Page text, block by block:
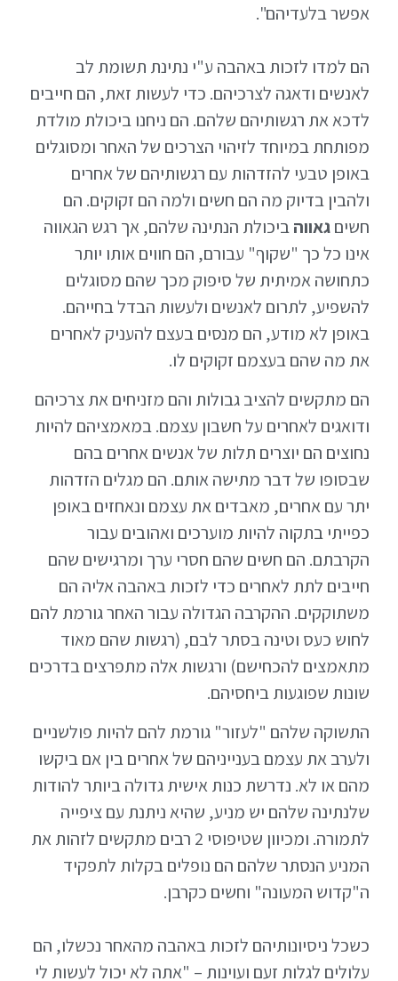
אפשר בלעדיהם".
הם למדו לזכות באהבה ע"י נתינת תשומת לב
לאנשים ודאגה לצרכיהם. כדי לעשות זאת, הם חייבים
לדכא את רגשותיהם שלהם. הם ניחנו ביכולת מולדת
מפותחת במיוחד לזיהוי הצרכים של האחר ומסוגלים
באופן טבעי להזדהות עם רגשותיהם של אחרים
ולהבין בדיוק מה הם חשים ולמה הם זקוקים. הם
חשיםגאווהביכולת הנתינה שלהם, אך רגש הגאווה
אינו כל כך "שקוף" עבורם, הם חווים אותו יותר
כתחושה אמיתית של סיפוק מכך שהם מסוגלים
להשפיע, לתרום לאנשים ולעשות הבדל בחייהם.
באופן לא מודע, הם מנסים בעצם להעניק לאחרים
את מה שהם בעצמם זקוקים לו.
הם מתקשים להציב גבולות והם מזניחים את צרכיהם
ודואגים לאחרים על חשבון עצמם. במאמציהם להיות
נחוצים הם יוצרים תלות של אנשים אחרים בהם
שבסופו של דבר מתישה אותם. הם מגלים הזדהות
יתר עם אחרים, מאבדים את עצמם ונאחזים באופן
כפייתי בתקוה להיות מוערכים ואהובים עבור
הקרבתם. הם חשים שהם חסרי ערך ומרגישים שהם
חייבים לתת לאחרים כדי לזכות באהבה אליה הם
משתוקקים. ההקרבה הגדולה עבור האחר גורמת להם
לחוש כעס וטינה בסתר לבם, (רגשות שהם מאוד
מתאמצים להכחישם) ורגשות אלה מתפרצים בדרכים
שונות שפוגעות ביחסיהם.
התשוקה שלהם "לעזור" גורמת להם להיות פולשניים
ולערב את עצמם בענייניהם של אחרים בין אם ביקשו
מהם או לא. נדרשת כנות אישית גדולה ביותר להודות
שלנתינה שלהם יש מניע, שהיא ניתנת עם ציפייה
לתמורה. ומכיוון שטיפוסי 2 רבים מתקשים לזהות את
המניע הנסתר שלהם הם נופלים בקלות לתפקיד
ה"קדוש המעונה" וחשים כקרבן.
כשכל ניסיונותיהם לזכות באהבה מהאחר נכשלו, הם
עלולים לגלות זעם ועוינות – "אתה לא יכול לעשות לי